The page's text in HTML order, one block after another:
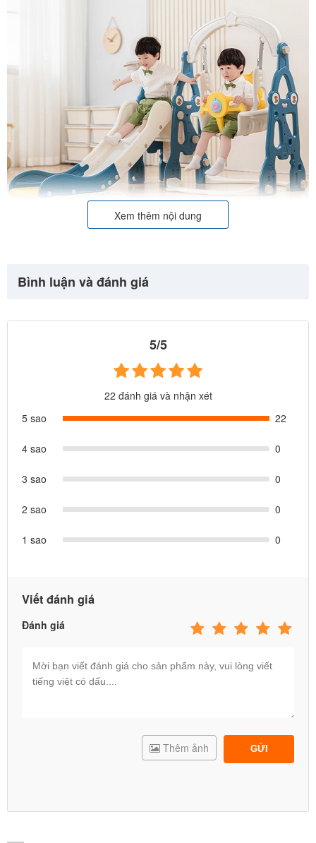
Xem thêm nội dung
Bình luận và đánh giá
5/5
22 đánh giá và nhận xét
5 sao
22
4 sao 0
3 sao 0
2 sao 0
1 sao 0
Viết đánh giá
Đánh giá
GỬI
Thêm ảnh